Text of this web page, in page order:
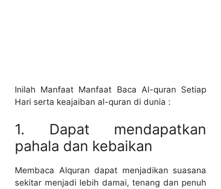
Inilah Manfaat Manfaat Baca Al-quran Setiap
Hari serta keajaiban al-quran di dunia :
1. Dapat mendapatkan
pahala dan kebaikan
Membaca Alquran dapat menjadikan suasana
sekitar menjadi lebih damai, tenang dan penuh